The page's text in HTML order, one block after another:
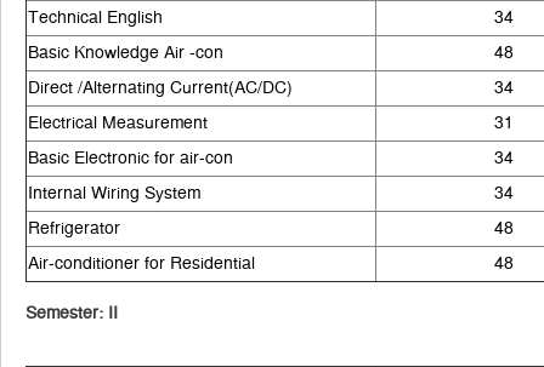
Technical English
34
Basic Knowledge Air -con
48
Direct /Alternating Current(AC/DC)
34
Electrical Measurement
31
Basic Electronic for air-con
34
Internal Wiring System
34
Refrigerator
48
Air-conditioner for Residential
48
Semester: II